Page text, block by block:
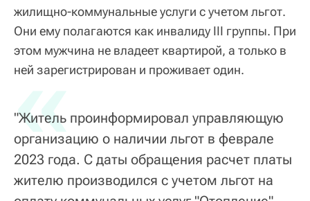
жилищно-коммунальные услуги с учетом льгот.
Они ему полагаются как инвалиду III группы. При
этом мужчина не владеет квартирой, а только в
ней зарегистрирован и проживает один.
«
"Житель проинформировал управляющую
организацию о наличии льгот в феврале
2023 года. С даты обращения расчет платы
жителю производился с учетом льгот на